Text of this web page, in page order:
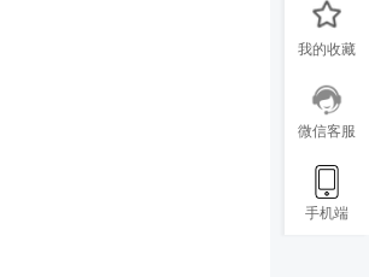
我的收藏
微信客服
手机端